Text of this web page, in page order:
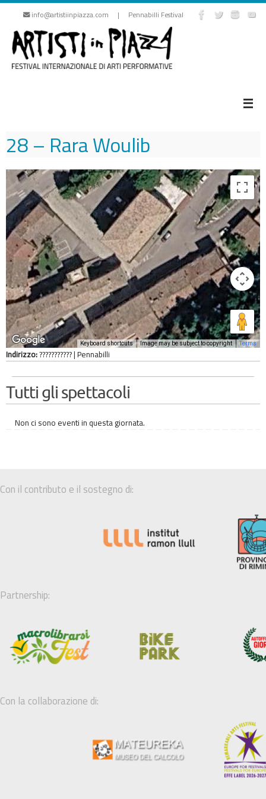
Vai
contenuto
info@artistiinpiazza.com | Pennabilli Festival
28 – Rara Woulib
Keyboard shortcuts Image may be subject to copyright Terms
Indirizzo:??????????? | Pennabilli
Tutti gli spettacoli
Non ci sono eventi in questa giornata.
Con il contributo e il sostegno di:
Partnership:
Con la collaborazione di: